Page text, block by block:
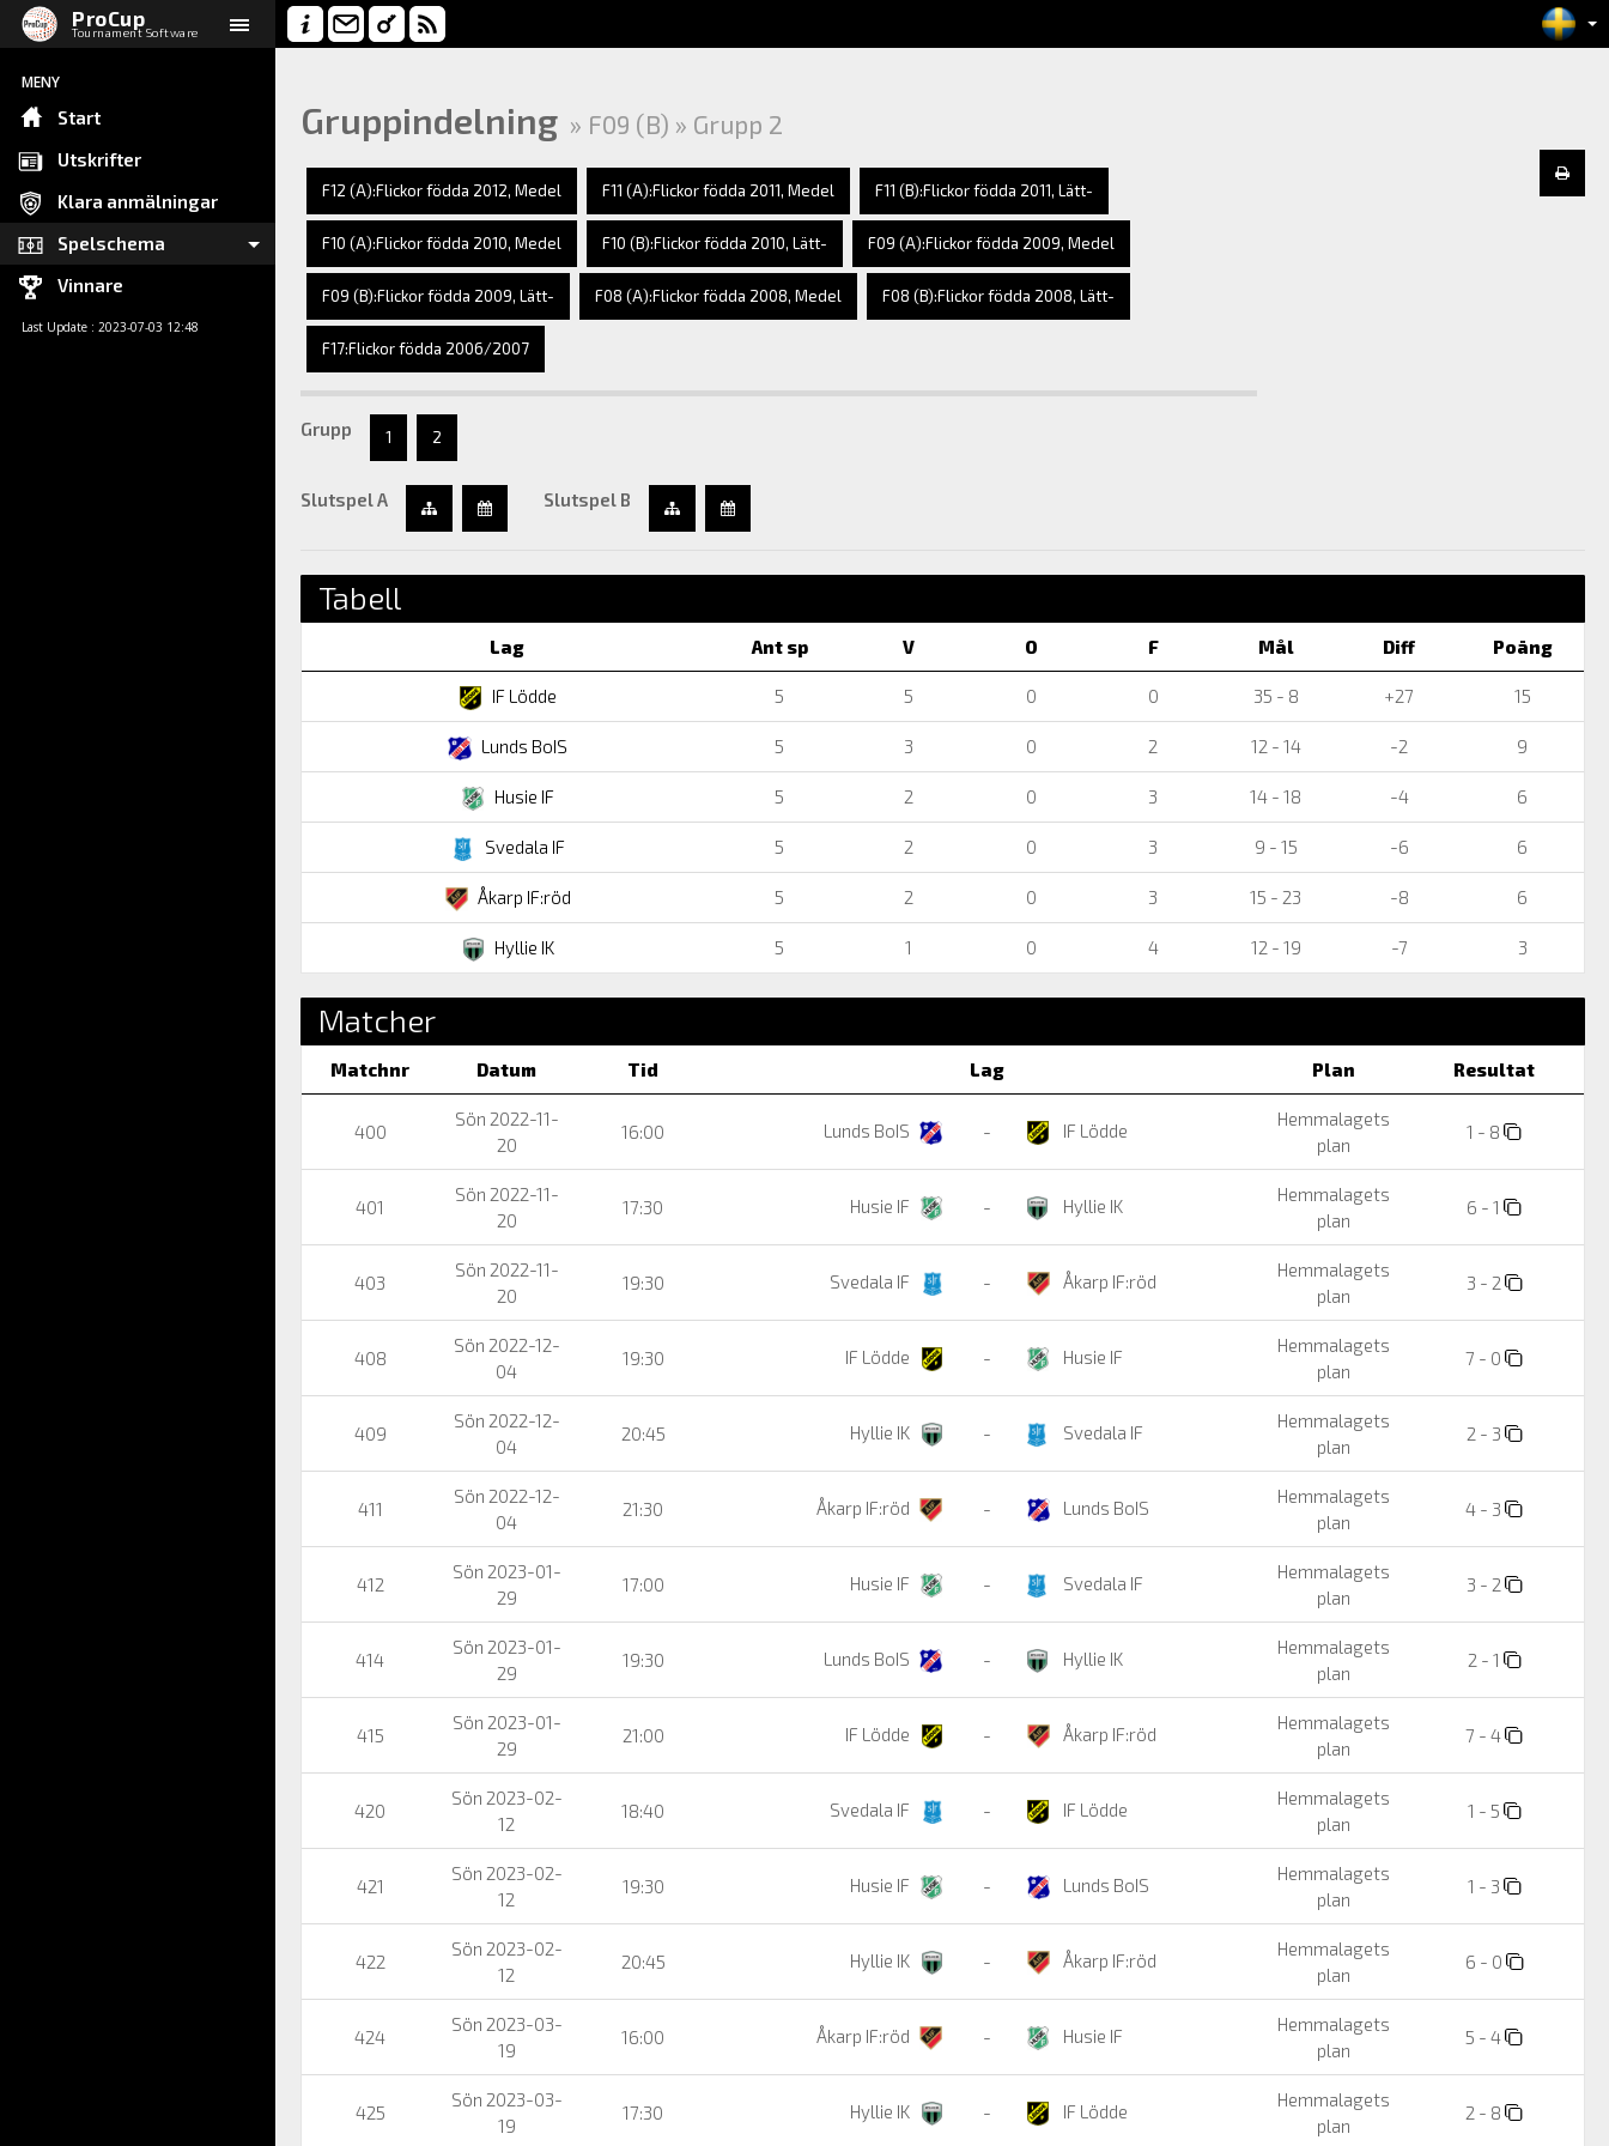
ProCup
Tournament Software
MENY
Start
Utskrifter
Klara anmälningar
Spelschema
Vinnare
Last Update : 2023-07-03 12:48
Gruppindelning » F09 (B) » Grupp 2
F12 (A):Flickor födda 2012, Medel F11 (A):Flickor födda 2011, Medel F11 (B):Flickor födda 2011, Lätt-
F10 (A):Flickor födda 2010, Medel F10 (B):Flickor födda 2010, Lätt- F09 (A):Flickor födda 2009, Medel
F09 (B):Flickor födda 2009, Lätt- F08 (A):Flickor födda 2008, Medel F08 (B):Flickor födda 2008, Lätt-
F17:Flickor födda 2006/2007
Grupp 1 2
Slutspel A Slutspel B
Tabell
Lag Ant sp V O F Mål Diff Poäng
IF Lödde 5 5 0 0 35 - 8 +27 15
Lunds BoIS 5 3 0 2 12 - 14 -2 9
Husie IF 5 2 0 3 14 - 18 -4 6
Svedala IF 5 2 0 3 9 - 15 -6 6
Åkarp IF:röd 5 2 0 3 15 - 23 -8 6
Hyllie IK 5 1 0 4 12 - 19 -7 3
Matcher
Matchnr Datum Tid Lag Plan Resultat
400
Sön 2022-11-
20
16:00 Lunds BoIS - IF Lödde
Hemmalagets
plan
1 - 8
401
Sön 2022-11-
20
17:30 Husie IF - Hyllie IK
Hemmalagets
plan
6 - 1
403
Sön 2022-11-
20
19:30 Svedala IF - Åkarp IF:röd
Hemmalagets
plan
3 - 2
408
Sön 2022-12-
04
19:30 IF Lödde - Husie IF
Hemmalagets
plan
7 - 0
409
Sön 2022-12-
04
20:45 Hyllie IK - Svedala IF
Hemmalagets
plan
2 - 3
411
Sön 2022-12-
04
21:30 Åkarp IF:röd - Lunds BoIS
Hemmalagets
plan
4 - 3
412
Sön 2023-01-
29
17:00 Husie IF - Svedala IF
Hemmalagets
plan
3 - 2
414
Sön 2023-01-
29
19:30 Lunds BoIS - Hyllie IK
Hemmalagets
plan
2 - 1
415
Sön 2023-01-
29
21:00 IF Lödde - Åkarp IF:röd
Hemmalagets
plan
7 - 4
420
Sön 2023-02-
12
18:40 Svedala IF - IF Lödde
Hemmalagets
plan
1 - 5
421
Sön 2023-02-
12
19:30 Husie IF - Lunds BoIS
Hemmalagets
plan
1 - 3
422
Sön 2023-02-
12
20:45 Hyllie IK - Åkarp IF:röd
Hemmalagets
plan
6 - 0
424
Sön 2023-03-
19
16:00 Åkarp IF:röd - Husie IF
Hemmalagets
plan
5 - 4
425
Sön 2023-03-
19
17:30 Hyllie IK - IF Lödde
Hemmalagets
plan
2 - 8